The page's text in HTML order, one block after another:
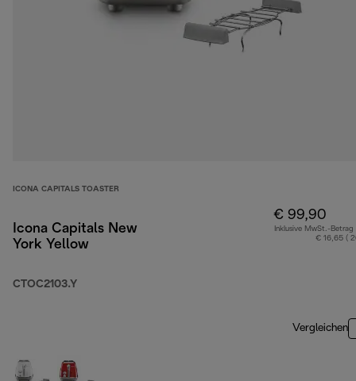
ICONA CAPITALS TOASTER
Icona Capitals New
York Yellow
CTOC2103.Y
€ 99,90
Inklusive MwSt.-Betrag
€ 16,65 (
Vergleichen